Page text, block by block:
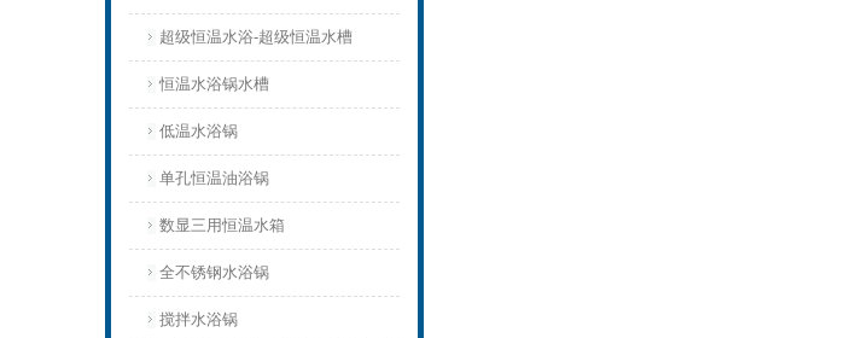
超级恒温水浴-超级恒温水槽
恒温水浴锅水槽
低温水浴锅
单孔恒温油浴锅
数显三用恒温水箱
全不锈钢水浴锅
搅拌水浴锅